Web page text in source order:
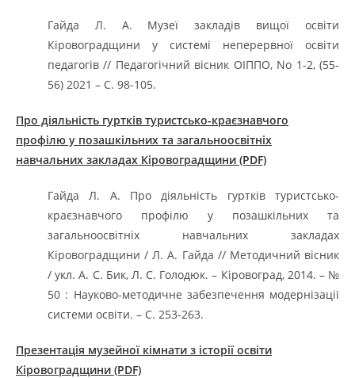
Гайда Л. А. Музеї закладів вищої освіти
Кіровоградщини у системі неперервної освіти
педагогів // Педагогічний вісник ОІППО, No 1-2, (55-
56) 2021 – С. 98-105.
Про діяльність гуртків туристсько-краєзнавчого
профілю у позашкільних та загальноосвітніх
навчальних закладах Кіровоградщини (PDF)
Гайда Л. А. Про діяльність гуртків туристсько-
краєзнавчого профілю у позашкільних та
загальноосвітніх навчальних закладах
Кіровоградщини / Л. А. Гайда // Методичний вісник
/ укл. А. С. Бик, Л. С. Голодюк. – Кіровоград, 2014. – №
50 : Науково-методичне забезпечення модернізації
системи освіти. – С. 253-263.
Презентація музейної кімнати з історії освіти
Кіровоградщини (PDF)